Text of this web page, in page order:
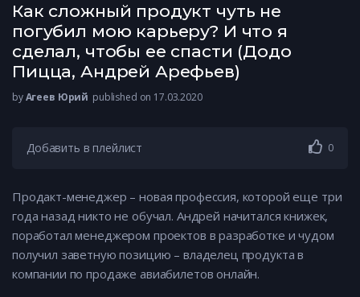
Как сложный продукт чуть не
погубил мою карьеру? И что я
сделал, чтобы ее спасти (Додо
Пицца, Андрей Арефьев)
byАгеев Юрий published on 17.03.2020
Добавить в плейлист 0
Продакт-менеджер – новая профессия, которой еще три
года назад никто не обучал. Андрей начитался книжек,
поработал менеджером проектов в разработке и чудом
получил заветную позицию – владелец продукта в
компании по продаже авиабилетов онлайн.